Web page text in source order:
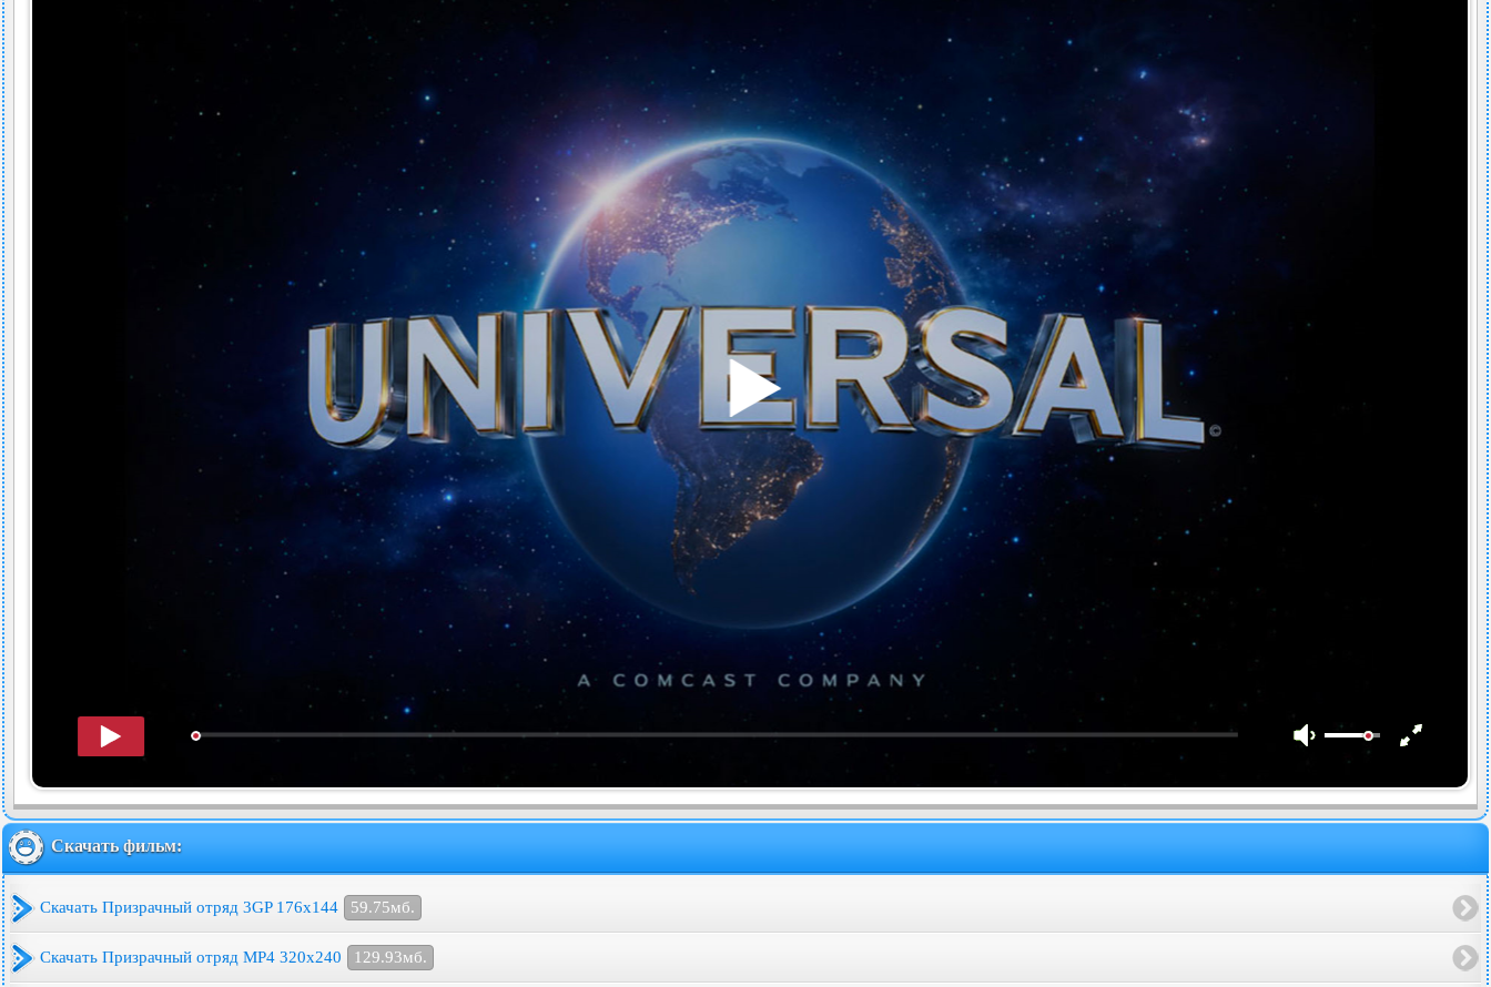
Скачать фильм:
Скачать Призрачный отряд 3GP 176x144 59.75мб.
Скачать Призрачный отряд MP4 320x240 129.93мб.